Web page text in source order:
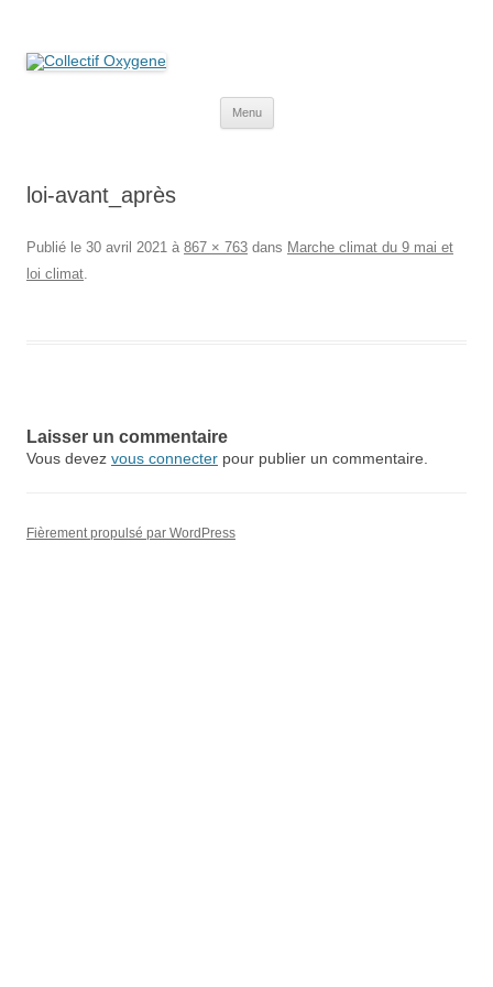
Menu
loi-avant_après
Publié le 30 avril 2021 à 867 × 763 dans Marche climat du 9 mai et
loi climat.
Laisser un commentaire
Vous devez vous connecter pour publier un commentaire.
Fièrement propulsé par WordPress